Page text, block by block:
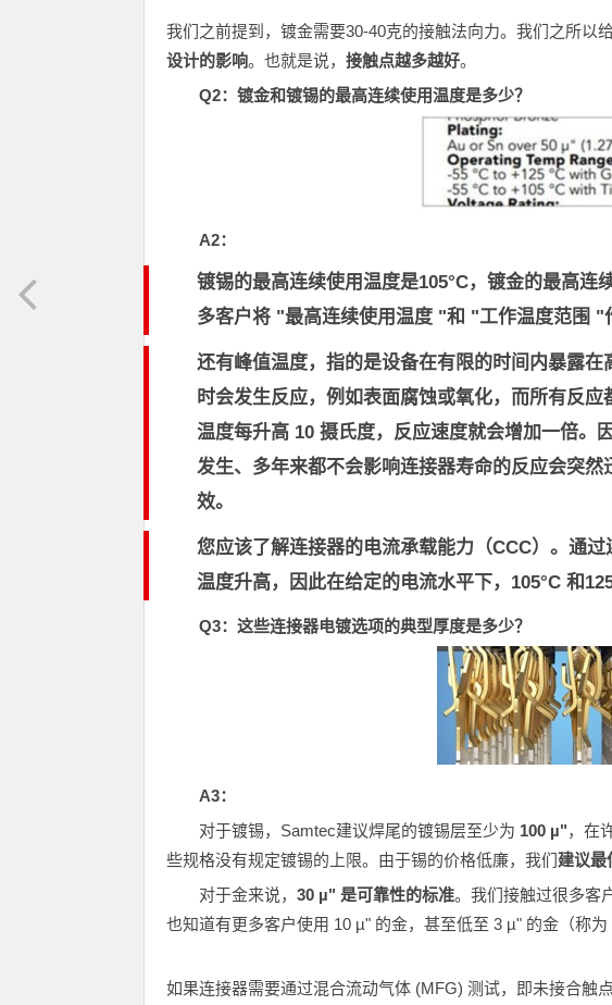
我们之前提到，镀金需要30-40克的接触法向力。我们之所以
设计的影响。也就是说， 接触点越多越好。
Q2：镀金和镀锡的最高连续使用温度是多少？
A2：
镀锡的最高连续使用温度是105°C，镀金的最高连
多客户将 "最高连续使用温度 "和 "工作温度范围 "
还有峰值温度，指的是设备在有限的时间内暴露
时会发生反应，例如表面腐蚀或氧化，而所有反应
温度每升高 10 摄氏度，反应速度就会增加一倍。
发生、多年来都不会影响连接器寿命的反应会突
效。
您应该了解连接器的电流承载能力（CCC）。通
温度升高，因此在给定的电流水平下，105°C 和
Q3：这些连接器电镀选项的典型厚度是多少？
A3：
对于镀锡，Samtec建议焊尾的镀锡层至少为 100 µ"，在
些规格没有规定镀锡的上限。由于锡的价格低廉，我们建议最
对于金来说， 30 µ" 是可靠性的标准。我们接触过很多客
也知道有更多客户使用 10 µ" 的金，甚至低至 3 µ" 的金（称为
如果连接器需要通过混合流动气体 (MFG) 测试，即未接合触